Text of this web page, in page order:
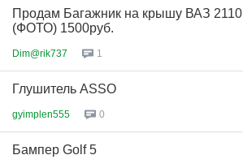
Продам Багажник на крышу ВАЗ 2110
(ФОТО) 1500руб.
Dim@rik737 1
Глушитель ASSO
gyimplen555 0
Бампер Golf 5